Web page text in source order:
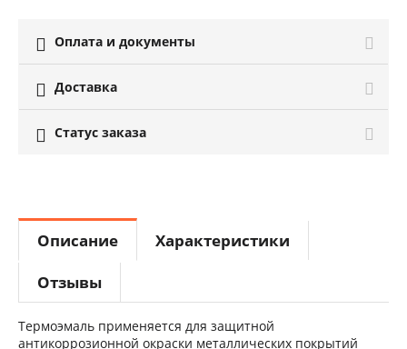
 Оплата и документы
 Доставка
 Статус заказа
Описание
Характеристики
Отзывы
Термоэмаль применяется для защитной
антикоррозионной окраски металлических покрытий